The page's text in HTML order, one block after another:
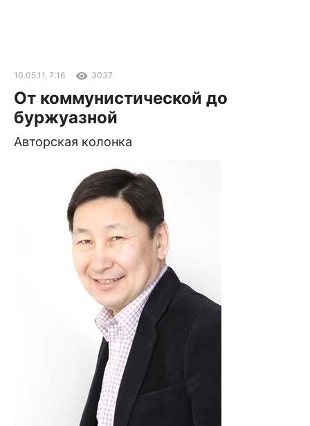
10.05.11, 7:16 3037
От коммунистической до
буржуазной
Авторская колонка